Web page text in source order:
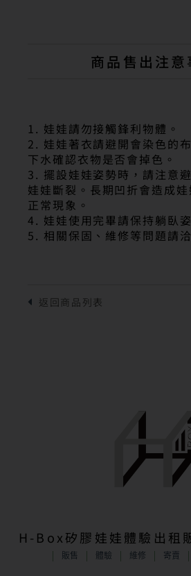
商品售出注意
1. 娃娃請勿接觸鋒利物體。
2. 娃娃著衣請避開會染色的
下水確認衣物是否會掉色。
3. 擺設娃娃姿勢時，請注意
娃娃斷裂。長期凹折會造成
正常現象。
4. 娃娃使用完畢請保持躺臥姿
5. 相關保固、維修等問題請
H-Box矽膠娃娃體驗出租
販售 體驗 維修 寄賣